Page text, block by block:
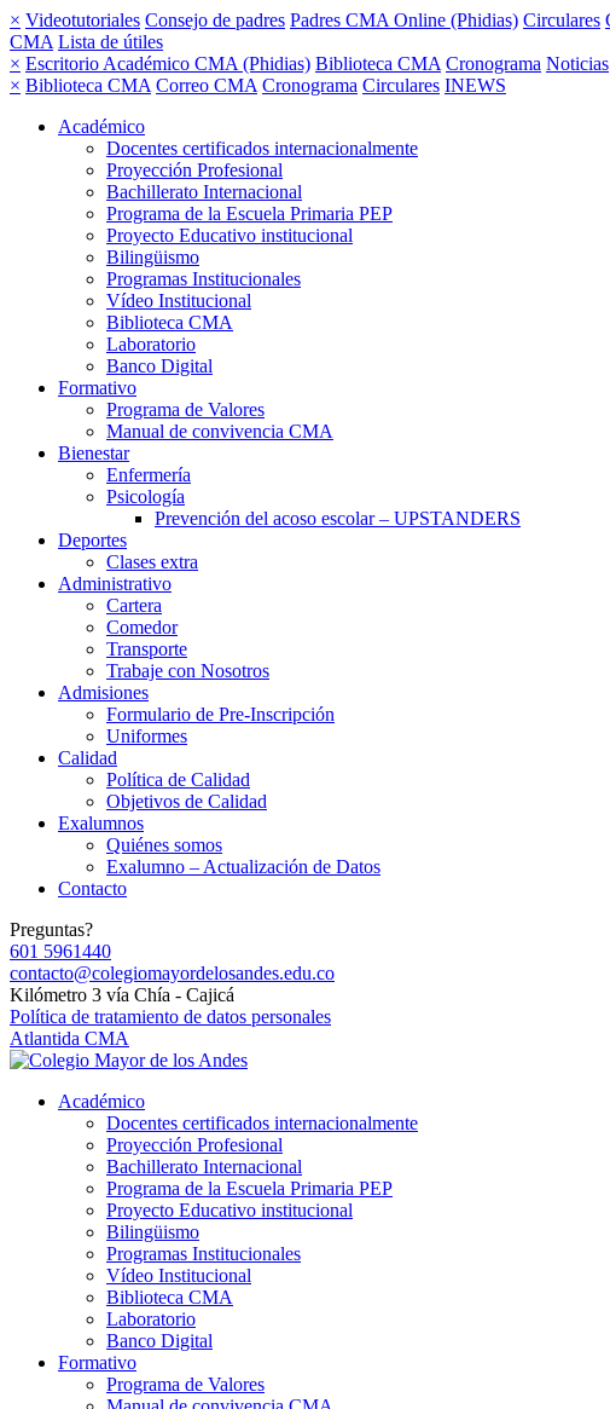
× Videotutoriales Consejo de padres Padres CMA Online (Phidias) Circulares
CMA Lista de útiles
× Escritorio Académico CMA (Phidias) Biblioteca CMA Cronograma Noticias
× Biblioteca CMA Correo CMA Cronograma Circulares INEWS
Académico
Docentes certificados internacionalmente
Proyección Profesional
Bachillerato Internacional
Programa de la Escuela Primaria PEP
Proyecto Educativo institucional
Bilingüismo
Programas Institucionales
Vídeo Institucional
Biblioteca CMA
Laboratorio
Banco Digital
Formativo
Programa de Valores
Manual de convivencia CMA
Bienestar
Enfermería
Psicología
Prevención del acoso escolar – UPSTANDERS
Deportes
Clases extra
Administrativo
Cartera
Comedor
Transporte
Trabaje con Nosotros
Admisiones
Formulario de Pre-Inscripción
Uniformes
Calidad
Política de Calidad
Objetivos de Calidad
Exalumnos
Quiénes somos
Exalumno – Actualización de Datos
Contacto
Preguntas?
601 5961440
contacto@colegiomayordelosandes.edu.co
Kilómetro 3 vía Chía - Cajicá
Política de tratamiento de datos personales
Atlantida CMA
Académico
Docentes certificados internacionalmente
Proyección Profesional
Bachillerato Internacional
Programa de la Escuela Primaria PEP
Proyecto Educativo institucional
Bilingüismo
Programas Institucionales
Vídeo Institucional
Biblioteca CMA
Laboratorio
Banco Digital
Formativo
Programa de Valores